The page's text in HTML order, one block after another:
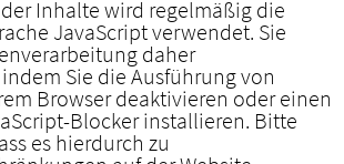
Inhalte wird regelmäßig die
JavaScript verwendet. Sie
daher
Sie die Ausführung von
Browser deaktivieren oder einen
Blocker installieren. Bitte
es hierdurch zu